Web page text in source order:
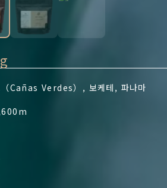
（Cañas Verdes）, 보케테, 파나마